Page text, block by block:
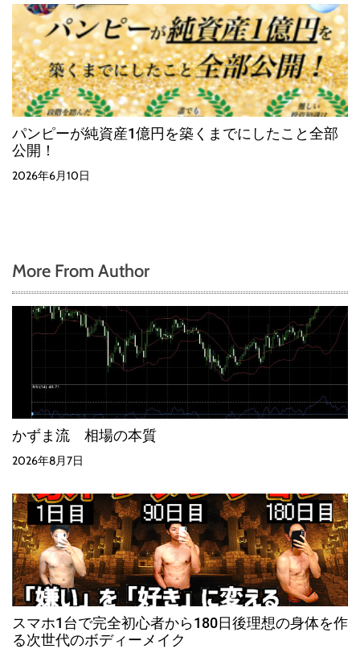
パンピーが純資産1億円を築くまでにしたこと全部
公開！
2026年6月10日
More From Author
かずま流 相場の本質
2026年8月7日
スマホ1台で完全初心者から180日後理想の身体を作
る次世代のボディーメイク